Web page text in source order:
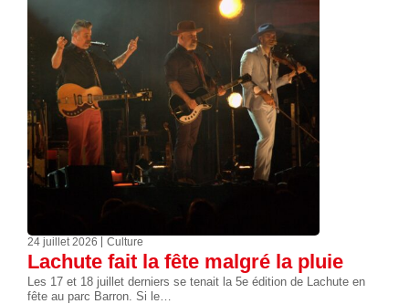
24 juillet 2026 Culture
Lachute fait la fête malgré la pluie
Les 17 et 18 juillet derniers se tenait la 5e édition de Lachute en
fête au parc Barron. Si le…